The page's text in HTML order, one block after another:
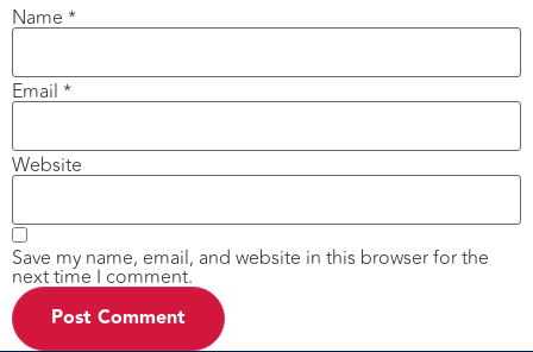
Name *
Email *
Website
Save my name, email, and website in this browser for the
next time I comment.